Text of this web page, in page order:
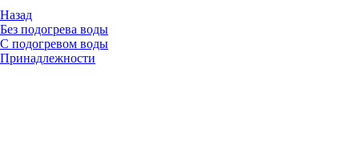
Назад
Без подогрева воды
С подогревом воды
Принадлежности